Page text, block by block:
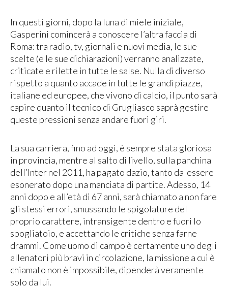
In questi giorni, dopo la luna di miele iniziale,
Gasperini comincerà a conoscere l’altra faccia di
Roma: tra radio, tv, giornali e nuovi media, le sue
scelte (e le sue dichiarazioni) verranno analizzate,
criticate e rilette in tutte le salse. Nulla di diverso
rispetto a quanto accade in tutte le grandi piazze,
italiane ed europee, che vivono di calcio, il punto sarà
capire quanto il tecnico di Grugliasco saprà gestire
queste pressioni senza andare fuori giri.
La sua carriera, fino ad oggi, è sempre stata gloriosa
in provincia, mentre al salto di livello, sulla panchina
dell’Inter nel 2011, ha pagato dazio, tanto da essere
esonerato dopo una manciata di partite. Adesso, 14
anni dopo e all’età di 67 anni, sarà chiamato a non fare
gli stessi errori, smussando le spigolature del
proprio carattere, intransigente dentro e fuori lo
spogliatoio, e accettando le critiche senza farne
drammi. Come uomo di campo è certamente uno degli
allenatori più bravi in circolazione, la missione a cui è
chiamato non è impossibile, dipenderà veramente
solo da lui.